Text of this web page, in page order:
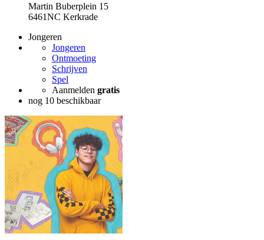
Martin Buberplein 15
6461NC Kerkrade
Jongeren
Jongeren
Ontmoeting
Schrijven
Spel
Aanmelden gratis
nog 10 beschikbaar